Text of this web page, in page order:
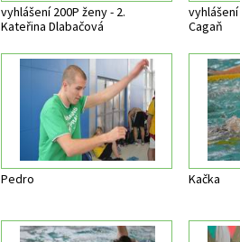
vyhlášení 200P ženy - 2.
Kateřina Dlabačová
vyhlášení
Cagaň
Pedro Kačka